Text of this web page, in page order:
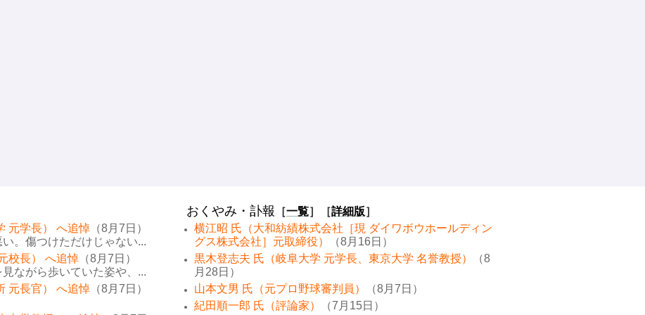
元学長） へ追悼 （8月7日）
。傷つけただけじゃない...
校長） へ追悼 （8月7日）
ながら歩いていた姿や、...
元長官） へ追悼 （8月7日）
おくやみ・訃報 ［一覧］［詳細版］
横江昭 氏（大和紡績株式会社［現 ダイワボウホールディン
グス株式会社］元取締役）
（8月16日）
黒木登志夫 氏（岐阜大学 元学長、東京大学 名誉教授）
（8
月28日）
山本文男 氏（元プロ野球審判員）
（8月7日）
紀田順一郎 氏（評論家）
（7月15日）